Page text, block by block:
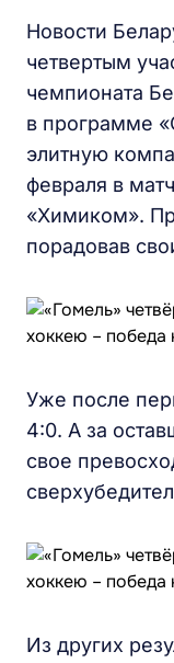
Новости
четвертым
чемпионата
в программе
элитную
февраля в
«Химиком».
порадовав
Уже после
4:0. А за
свое
Из других